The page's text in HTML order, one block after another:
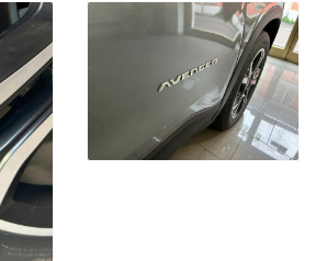
PER AVERE LA SOLUZIONE
ESIGENZE.